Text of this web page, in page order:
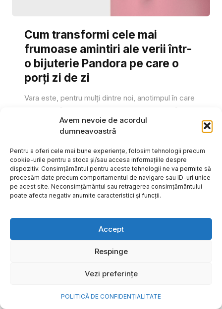
Avem nevoie de acordul
dumneavoastră
Pentru a oferi cele mai bune experiențe, folosim tehnologii precum
cookie-urile pentru a stoca și/sau accesa informațiile despre
dispozitiv. Consimțământul pentru aceste tehnologii ne va permite să
procesăm date precum comportamentul de navigare sau ID-uri unice
pe acest site. Neconsimțământul sau retragerea consimțământului
poate afecta negativ anumite caracteristici și funcții.
Accept
Respinge
Vezi preferințe
POLITICĂ DE CONFIDENȚIALITATE
Cum transformi cele mai
frumoase amintiri ale verii într-
o bijuterie Pandora pe care o
porți zi de zi
Vara este, pentru mulți dintre noi, anotimpul în care
se întâmplă cele mai importante lucruri. Plecăm în
vacanțe pe care le planificăm luni...
Cristiana Todiresei
NOVA Power & Gas: un program